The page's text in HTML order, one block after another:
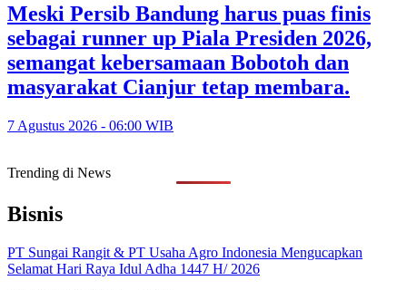
Meski Persib Bandung harus puas finis
sebagai runner up Piala Presiden 2026,
semangat kebersamaan Bobotoh dan
masyarakat Cianjur tetap membara.
7 Agustus 2026 - 06:00 WIB
Trending di News
Bisnis
PT Sungai Rangit & PT Usaha Agro Indonesia Mengucapkan
Selamat Hari Raya Idul Adha 1447 H/ 2026